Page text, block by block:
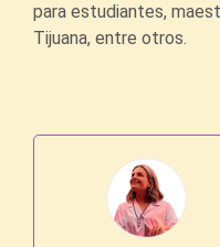
para estudiantes,
Tijuana, entre otros.